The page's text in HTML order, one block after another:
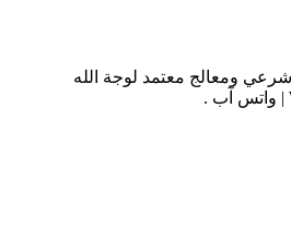
ومعالج معتمد لوجة الله